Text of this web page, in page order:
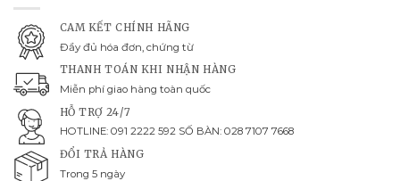
CAM KẾT CHÍNH HÃNG
Đầy đủ hóa đơn, chứng từ
THANH TOÁN KHI NHẬN HÀNG
Miễn phí giao hàng toàn quốc
HỖ TRỢ 24/7
HOTLINE: 091 2222 592 SỐ BÀN: 028 7107 7668
ĐỔI TRẢ HÀNG
Trong 5 ngày